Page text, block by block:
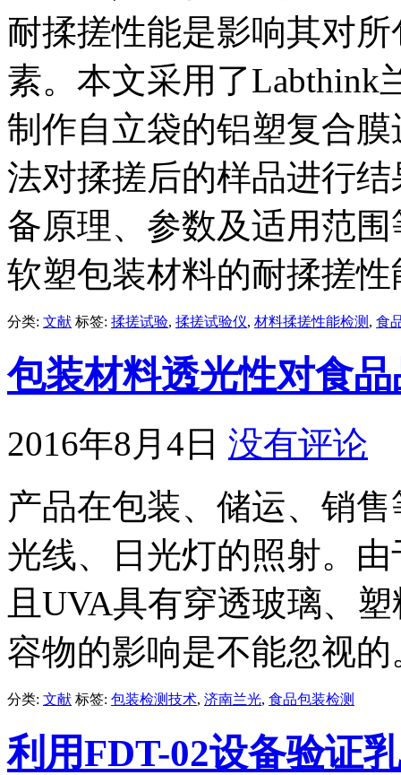
耐揉搓性能是影响其对
素。本文采用了Labthink
制作自立袋的铝塑复合
法对揉搓后的样品进行
备原理、参数及适用范
软塑包装材料的耐揉搓
分类: 文献 标签: 揉搓试验, 揉搓试验仪, 材料揉搓性能检测 , 食
包装材料透光性对食
2016年8月4日 没有评论
产品在包装、储运、销
光线、日光灯的照射。
且UVA具有穿透玻璃、
容物的影响是不能忽视的
分类: 文献 标签: 包装检测技术, 济南兰光, 食品包装检测
利用FDT-02设备验证